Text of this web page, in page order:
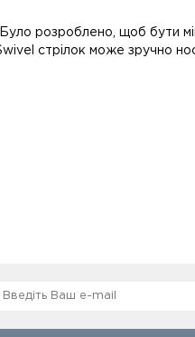
Було розроблено, щоб бути
стрілок може зручно